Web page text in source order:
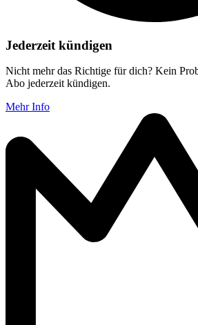
Jederzeit kündigen
Nicht mehr das Richtige für dich? Kein
Abo jederzeit kündigen.
Mehr Info